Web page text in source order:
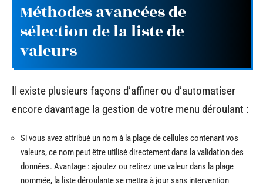
Méthodes avancées de
sélection de la liste de
valeurs
Il existe plusieurs façons d’affiner ou d’automatiser
encore davantage la gestion de votre menu déroulant :
Si vous avez attribué un nom à la plage de cellules contenant vos
valeurs, ce nom peut être utilisé directement dans la validation des
données. Avantage : ajoutez ou retirez une valeur dans la plage
nommée, la liste déroulante se mettra à jour sans intervention